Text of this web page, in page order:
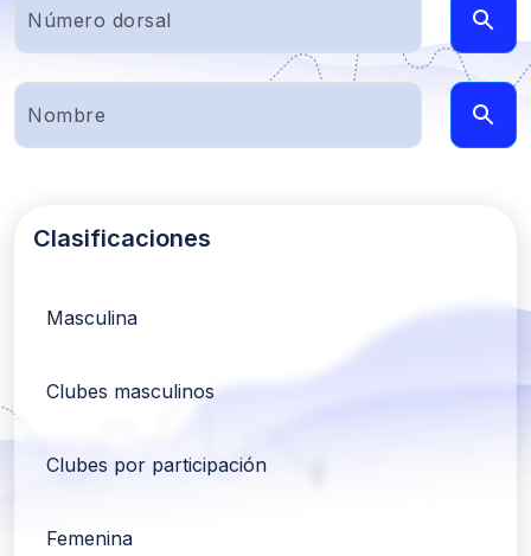
Clasificaciones
Masculina
Clubes masculinos
Clubes por participación
Femenina